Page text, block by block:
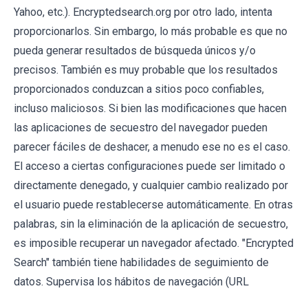
Yahoo, etc.). Encryptedsearch.org por otro lado, intenta
proporcionarlos. Sin embargo, lo más probable es que no
pueda generar resultados de búsqueda únicos y/o
precisos. También es muy probable que los resultados
proporcionados conduzcan a sitios poco confiables,
incluso maliciosos. Si bien las modificaciones que hacen
las aplicaciones de secuestro del navegador pueden
parecer fáciles de deshacer, a menudo ese no es el caso.
El acceso a ciertas configuraciones puede ser limitado o
directamente denegado, y cualquier cambio realizado por
el usuario puede restablecerse automáticamente. En otras
palabras, sin la eliminación de la aplicación de secuestro,
es imposible recuperar un navegador afectado. "Encrypted
Search" también tiene habilidades de seguimiento de
datos. Supervisa los hábitos de navegación (URL